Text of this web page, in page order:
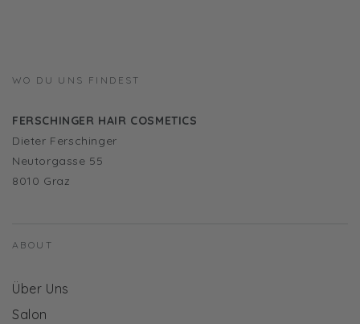
WO DU UNS FINDEST
FERSCHINGER HAIR COSMETICS
Dieter Ferschinger
Neutorgasse 55
8010 Graz
ABOUT
Über Uns
Salon